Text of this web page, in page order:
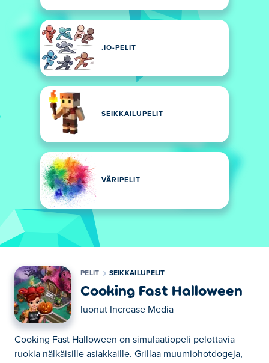
.IO-PELIT
SEIKKAILUPELIT
VÄRIPELIT
PELIT SEIKKAILUPELIT
Cooking Fast Halloween
luonut Increase Media
Cooking Fast Halloween on simulaatiopeli pelottavia
ruokia nälkäisille asiakkaille. Grillaa muumiohotdogeja,